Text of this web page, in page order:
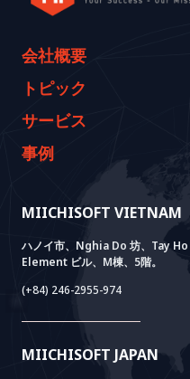
MIICHISOFT VIETNAM
ハノイ市、Nghia Do 坊、Tay
Element ビル、M棟、5階。
(+84) 246-2955-974
MIICHISOFT JAPAN
会社概要
会社概要
代表のメッセージ
沿革
価値観
トピック
イベント & ウェビナー
資料室
ニュース
FAQ
サービス
AI CO-CREATION
AI PoC開発
Core Lab
System Lab
Power Lab
Cloud Lab
AI+ SOLUTIONS
AI+ Products
Meet AI+
AI+ Package
RAG Package
VIETNAM BRIDGE
BOTモデル
法人設立支援
事例
実績
お客様の声